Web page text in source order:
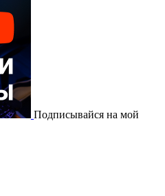
Подписывайся на мой